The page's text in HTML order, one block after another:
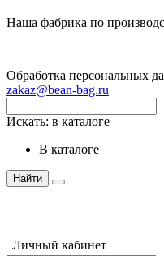
Наша фабрика по
Обработка персональных
zakaz@bean-bag.ru
Искать: в каталоге
в каталоге
Найти
Личный кабинет